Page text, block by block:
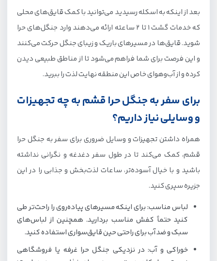
بعد از اینکه به اسکله رسیدید می‌توانید با کمک قایق‌های محلی
که خدمات گشت ۱ تا ۲ ساعته ارائه می‌دهند وارد جنگل‌های حرا
شوید. قایق‌ها در مسیرهای باریک و زیبای جنگل حرکت می‌کنند
و این فرصت برای شما فراهم می‌شود تا از مناطق طبیعی دیدن
کرده و از آب‌وهوای خاص این منطقه نهایت لذت را ببرید.
برای سفر به جنگل حرا قشم به چه تجهیزات
و وسایلی نیاز داریم؟
همراه داشتن تجهیزات و وسایل ضروری برای سفر به جنگل حرا
قشم، کمک می‌کند تا در طول سفر دغدغه و نگرانی نداشته
باشید و با خیال آسوده‌تر، ساعات لذت‌بخش و جذابی را در این
جزیره سپری کنید.
لباس مناسب: برای اینکه مسیرهای پیاده‌روی را راحت‌تر طی
کنید حتماً کفش مناسب بردارید. همچنین از لباس‌های
سبک و ضد آب برای راحتی حین قایق‌سواری استفاده کنید.
خوراکی و آب: در نزدیکی جنگل حرا غرفه یا فروشگاهی